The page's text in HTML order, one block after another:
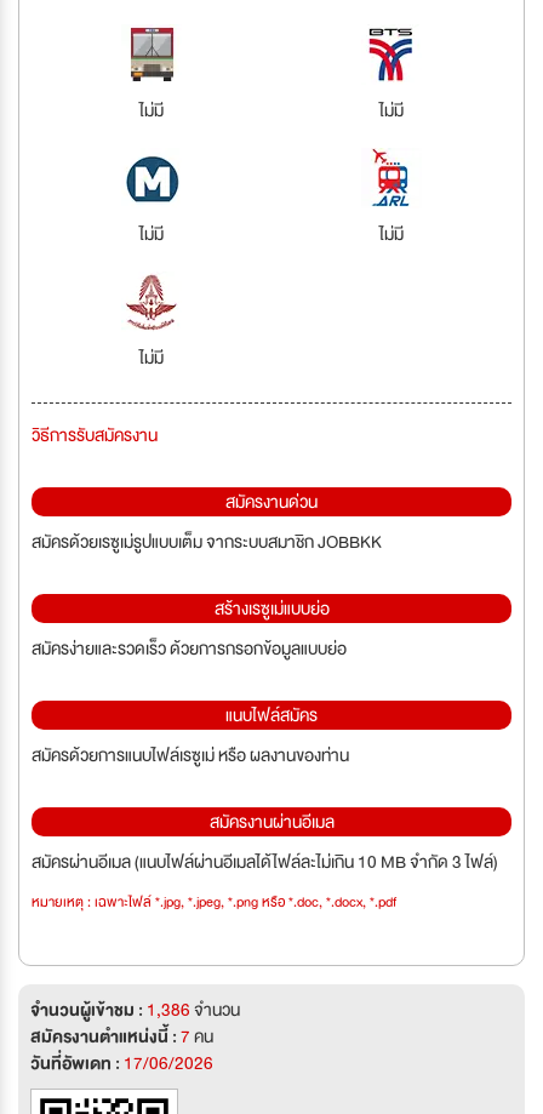
ไม่มี ไม่มี
ไม่มี ไม่มี
ไม่มี
วิธีการรับสมัครงาน
สมัครงานด่วน
สมัครด้วยเรซูเม่รูปแบบเต็ม จากระบบสมาชิก JOBBKK
สร้างเรซูเม่แบบย่อ
สมัครง่ายและรวดเร็ว ด้วยการกรอกข้อมูลแบบย่อ
แนบไฟล์สมัคร
สมัครด้วยการแนบไฟล์เรซูเม่ หรือ ผลงานของท่าน
สมัครงานผ่านอีเมล
สมัครผ่านอีเมล (แนบไฟล์ผ่านอีเมลได้ไฟล์ละไม่เกิน 10 MB จำกัด 3 ไฟล์)
หมายเหตุ : เฉพาะไฟล์ *.jpg, *.jpeg, *.png หรือ *.doc, *.docx, *.pdf
จำนวนผู้เข้าชม : 1,386จำนวน
สมัครงานตำแหน่งนี้ :7คน
วันที่อัพเดท : 17/06/2026